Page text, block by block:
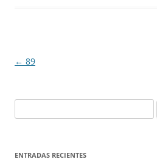
Navegación
← 89
ENTRADAS RECIENTES